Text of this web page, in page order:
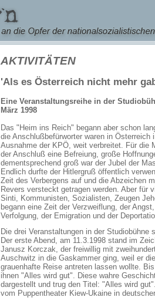
AKTIVITÄTEN
'Als es Österreich nicht mehr
Eine Veranstaltungsreihe in der
März 1998
Das "Heim ins Reich" begann aber schon
die Anschlußbefürworter waren in Österreich
Ausnahme der KPÖ, weit verbreitet. Für die
der Anschluß eine Befreiung, große
dementsprechend groß war der Jubel der
Endlich durfte der Hitlergruß öffentlich
Zeit des Verbergens auf und die Abzeichen
Revers versteckt getragen werden. Aber für
Sinti, Kommunisten, Sozialisten, Zeugen
begann eine Zeit der Verzweiflung, der
Verfolgung, der Emigration und der
Die drei Veranstaltungen in der Studiobühne
Der erste Abend, am 11.3.1998 stand im
Janusz Korczak, der freiwillig mit
Auschwitz in die Gaskammer ging, weil er
grauenhafte Reise antreten lassen wollte.
ihnen "Alles wird gut". Diese wahre
dargestellt und trug den Titel: "Alles wird
vom Puppentheater Kiew-Ukaine in